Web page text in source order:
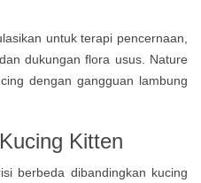
untuk terapi pencernaan,
dukungan flora usus. Nature
dengan gangguan lambung
Kitten
berbeda dibandingkan kucing